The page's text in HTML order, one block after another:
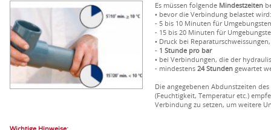
Es müssen folgende Mindestzeiten
• bevor die Verbindung belastet wird:
- 5 bis 10 Minuten für
- 15 bis 20 Minuten für
• Druck bei
- 1 Stunde pro bar
• bei Verbindungen, die der
- mindestens 24 Stunden gewartet
Die angegebenen Abdunstzeiten
(Feuchtigkeit, Temperatur etc.)
Verbindung zu setzen, um weitere